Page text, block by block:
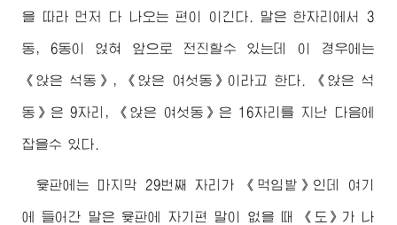
을 따라 먼저 다 나오는 편이 이긴다. 말은 한자리에서 3
동, 6동이 얹혀 앞으로 전진할수 있는데 이 경우에는
《앉은 석동》, 《앉은 여섯동》이라고 한다. 《앉은 석
동》은 9자리, 《앉은 여섯동》은 16자리를 지난 다음에
잡을수 있다.
윷판에는 마지막 29번째 자리가 《먹임밭》인데 여기
에 들어간 말은 윷판에 자기편 말이 없을 때 《도》가 나